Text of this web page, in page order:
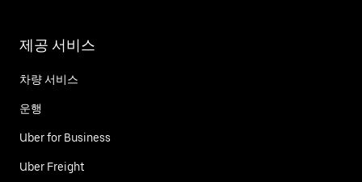
제공 서비스
차량 서비스
운행
Uber for Business
Uber Freight